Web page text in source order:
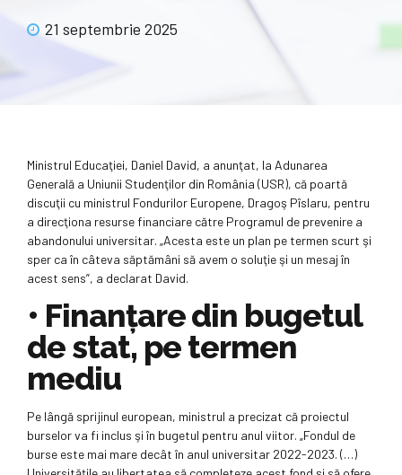
21 septembrie 2025
Ministrul Educaţiei, Daniel David, a anunţat, la Adunarea
Generală a Uniunii Studenţilor din România (USR), că poartă
discuţii cu ministrul Fondurilor Europene, Dragoş Pîslaru, pentru
a direcţiona resurse financiare către Programul de prevenire a
abandonului universitar. „Acesta este un plan pe termen scurt şi
sper ca în câteva săptămâni să avem o soluţie şi un mesaj în
acest sens”, a declarat David.
• Finanţare din bugetul
de stat, pe termen
mediu
Pe lângă sprijinul european, ministrul a precizat că proiectul
burselor va fi inclus şi în bugetul pentru anul viitor. „Fondul de
burse este mai mare decât în anul universitar 2022-2023. (…)